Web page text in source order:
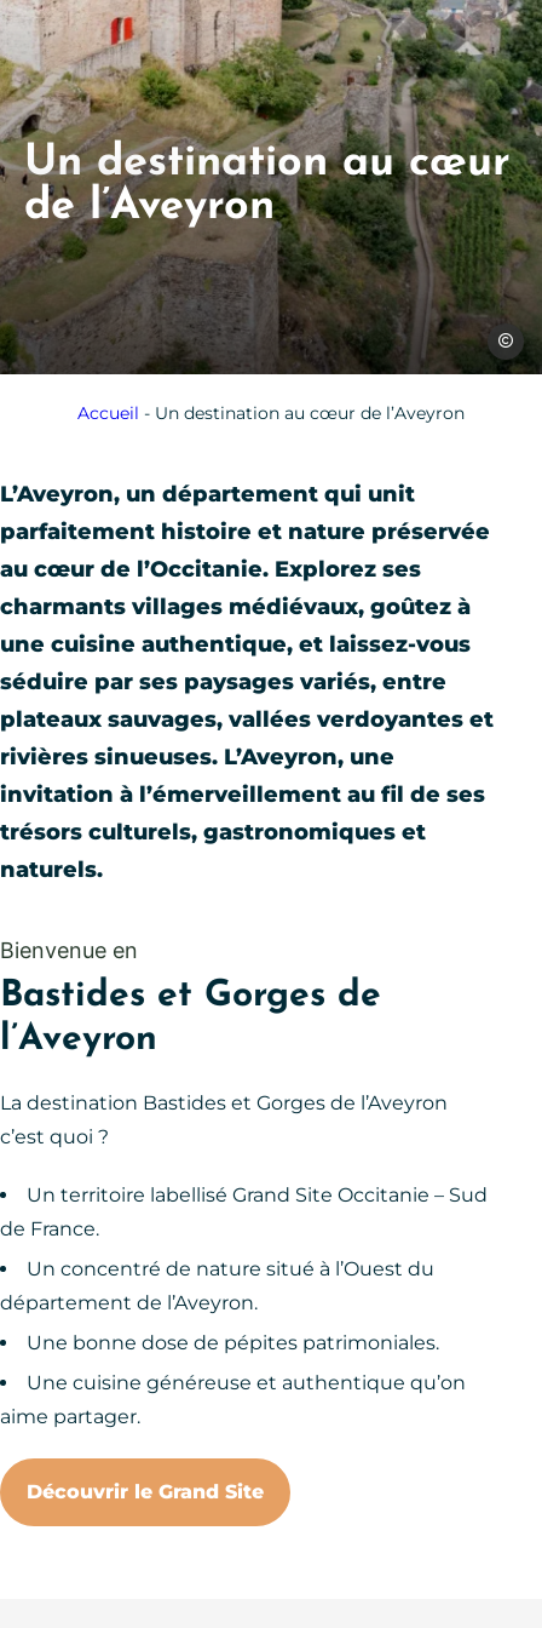
Jules
Un destination au cœur
de l’Aveyron
Accueil - Un destination au cœur de l’Aveyron
L’Aveyron, un département qui unit
parfaitement histoire et nature préservée
au cœur de l’Occitanie. Explorez ses
charmants villages médiévaux, goûtez à
une cuisine authentique, et laissez-vous
séduire par ses paysages variés, entre
plateaux sauvages, vallées verdoyantes et
rivières sinueuses. L’Aveyron, une
invitation à l’émerveillement au fil de ses
trésors culturels, gastronomiques et
naturels.
Bienvenue en
Bastides et Gorges de
l’Aveyron
La destination Bastides et Gorges de l’Aveyron
c’est quoi ?
Un territoire labellisé Grand Site Occitanie – Sud
de France.
Un concentré de nature situé à l’Ouest du
département de l’Aveyron.
Une bonne dose de pépites patrimoniales.
Une cuisine généreuse et authentique qu’on
aime partager.
Découvrir le Grand Site